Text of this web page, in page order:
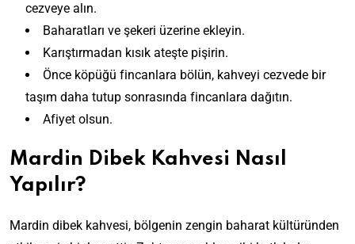
cezveye alın.
Baharatları ve şekeri üzerine ekleyin.
Karıştırmadan kısık ateşte pişirin.
Önce köpüğü fincanlara bölün, kahveyi cezvede bir
taşım daha tutup sonrasında fincanlara dağıtın.
Afiyet olsun.
Mardin Dibek Kahvesi Nasıl
Yapılır?
Mardin dibek kahvesi, bölgenin zengin baharat kültüründen